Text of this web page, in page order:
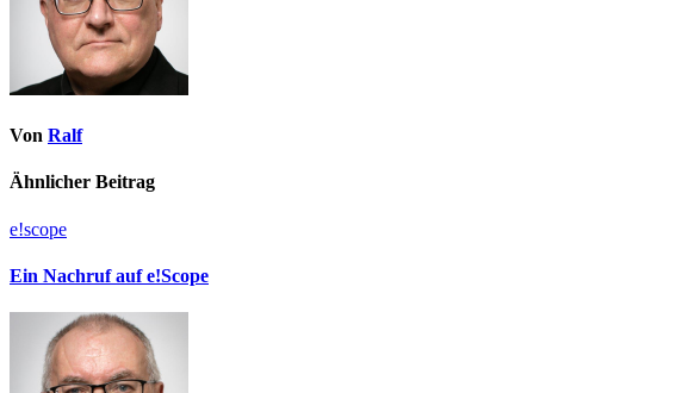
Von Ralf
Ähnlicher Beitrag
e!scope
Ein Nachruf auf e!Scope